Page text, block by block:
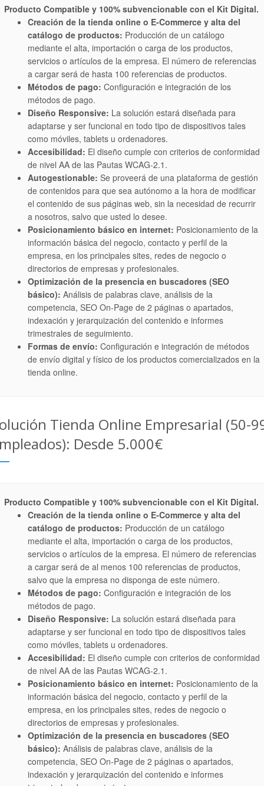
Producto Compatible y 100% subvencionable con el Kit Digital.
Creación de la tienda online o E-Commerce y alta del
catálogo de productos: Producción de un catálogo
mediante el alta, importación o carga de los productos,
servicios o artículos de la empresa. El número de referencias
a cargar será de hasta 100 referencias de productos.
Métodos de pago: Configuración e integración de los
métodos de pago.
Diseño Responsive: La solución estará diseñada para
adaptarse y ser funcional en todo tipo de dispositivos tales
como móviles, tablets u ordenadores.
Accesibilidad: El diseño cumple con criterios de conformidad
de nivel AA de las Pautas WCAG-2.1.
Autogestionable: Se proveerá de una plataforma de gestión
de contenidos para que sea autónomo a la hora de modificar
el contenido de sus páginas web, sin la necesidad de recurrir
a nosotros, salvo que usted lo desee.
Posicionamiento básico en internet: Posicionamiento de la
información básica del negocio, contacto y perfil de la
empresa, en los principales sites, redes de negocio o
directorios de empresas y profesionales.
Optimización de la presencia en buscadores (SEO
básico): Análisis de palabras clave, análisis de la
competencia, SEO On-Page de 2 páginas o apartados,
indexación y jerarquización del contenido e informes
trimestrales de seguimiento.
Formas de envío: Configuración e integración de métodos
de envío digital y físico de los productos comercializados en la
tienda online.
Tienda Online Empresarial (50-
Desde 5.000€
Producto Compatible y 100% subvencionable con el Kit Digital.
Creación de la tienda online o E-Commerce y alta del
catálogo de productos: Producción de un catálogo
mediante el alta, importación o carga de los productos,
servicios o artículos de la empresa. El número de referencias
a cargar será de al menos 100 referencias de productos,
salvo que la empresa no disponga de este número.
Métodos de pago: Configuración e integración de los
métodos de pago.
Diseño Responsive: La solución estará diseñada para
adaptarse y ser funcional en todo tipo de dispositivos tales
como móviles, tablets u ordenadores.
Accesibilidad: El diseño cumple con criterios de conformidad
de nivel AA de las Pautas WCAG-2.1.
Posicionamiento básico en internet: Posicionamiento de la
información básica del negocio, contacto y perfil de la
empresa, en los principales sites, redes de negocio o
directorios de empresas y profesionales.
Optimización de la presencia en buscadores (SEO
básico): Análisis de palabras clave, análisis de la
competencia, SEO On-Page de 2 páginas o apartados,
indexación y jerarquización del contenido e informes